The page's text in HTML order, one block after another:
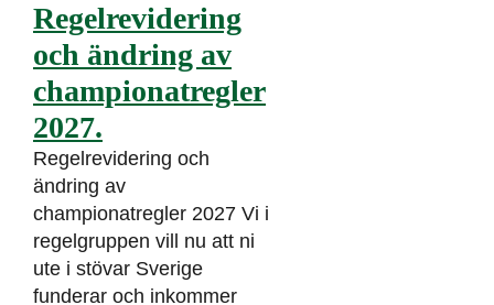
Regelrevidering
och ändring av
championatregler
2027.
Regelrevidering och
ändring av
championatregler 2027 Vi i
regelgruppen vill nu att ni
ute i stövar Sverige
funderar och inkommer